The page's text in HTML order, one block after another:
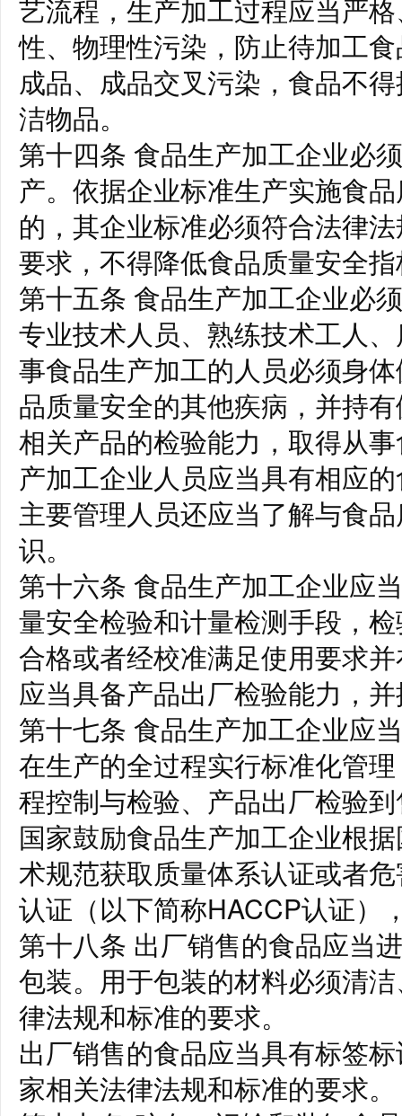
艺流程，生产加工过程应当严
性、物理性污染，防止待加工
成品、成品交叉污染，食品不
洁物品。
第十四条 食品生产加工企业必
产。依据企业标准生产实施食
的，其企业标准必须符合法律
要求，不得降低食品质量安全
第十五条 食品生产加工企业必
专业技术人员、熟练技术工人
事食品生产加工的人员必须身
品质量安全的其他疾病，并持
相关产品的检验能力，取得从
产加工企业人员应当具有相应
主要管理人员还应当了解与食
识。
第十六条 食品生产加工企业应
量安全检验和计量检测手段，
合格或者经校准满足使用要求
应当具备产品出厂检验能力，
第十七条 食品生产加工企业应
在生产的全过程实行标准化管
程控制与检验、产品出厂检验
国家鼓励食品生产加工企业根
术规范获取质量体系认证或者
认证（以下简称HACCP认证）
第十八条 出厂销售的食品应当
包装。用于包装的材料必须清
律法规和标准的要求。
出厂销售的食品应当具有标签
家相关法律法规和标准的要求。